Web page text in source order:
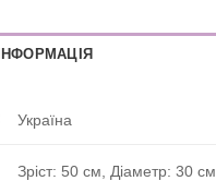
Україна
Зріст: 50 см, Діаметр: 30 см